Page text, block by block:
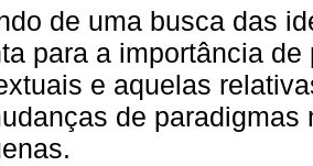
de uma busca das
para a importância
e aquelas
de